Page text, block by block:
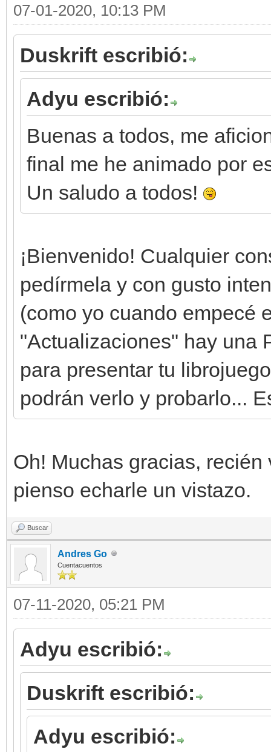
07-01-2020, 10:13 PM
Duskrift escribió:
Adyu escribió:
Buenas a todos, me
final me he animado por
Un saludo a todos!
¡Bienvenido! Cualquier
pedírmela y con gusto
(como yo cuando empecé
"Actualizaciones" hay una
para presentar tu
podrán verlo y probarlo...
Oh! Muchas gracias,
pienso echarle un vistazo.
Buscar
Andres Go
Cuentacuentos
07-11-2020, 05:21 PM
Adyu escribió:
Duskrift escribió:
Adyu escribió: